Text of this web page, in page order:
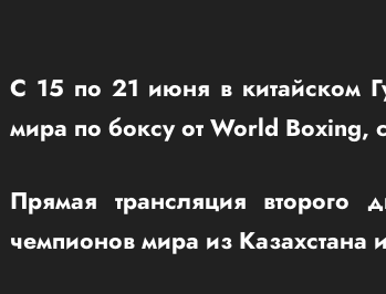
С 15 по 21 июня в китайском
мира по боксу от World
Прямая трансляция
чемпионов мира из Казахстана